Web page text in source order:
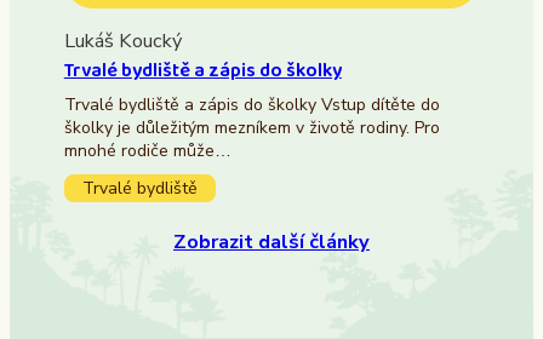
Lukáš Koucký
Trvalé bydliště a zápis do školky
Trvalé bydliště a zápis do školky Vstup dítěte do
školky je důležitým mezníkem v životě rodiny. Pro
mnohé rodiče může…
Trvalé bydliště
Zobrazit další články